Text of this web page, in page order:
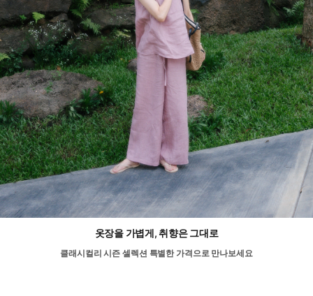
옷장을 가볍게, 취향은 그대로
클래시컬리 시즌 셀렉션 특별한 가격으로 만나보세요